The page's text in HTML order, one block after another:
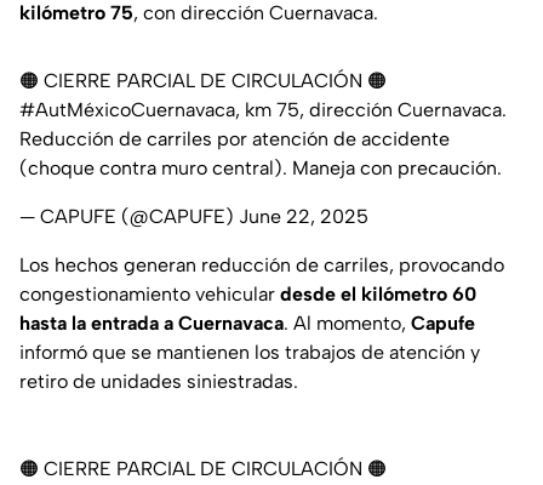
kilómetro 75, con dirección Cuernavaca.
🟠 CIERRE PARCIAL DE CIRCULACIÓN 🟠
#AutMéxicoCuernavaca, km 75, dirección Cuernavaca.
Reducción de carriles por atención de accidente
(choque contra muro central). Maneja con precaución.
— CAPUFE (@CAPUFE) June 22, 2025
Los hechos generan reducción de carriles, provocando
congestionamiento vehicular desde el kilómetro 60
hasta la entrada a Cuernavaca. Al momento, Capufe
informó que se mantienen los trabajos de atención y
retiro de unidades siniestradas.
🟠 CIERRE PARCIAL DE CIRCULACIÓN 🟠